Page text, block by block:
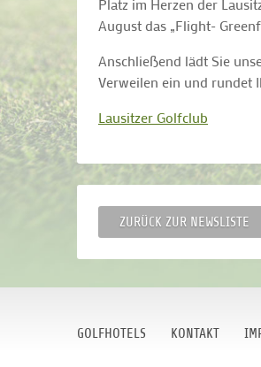
Platz im Herzen der
August das „Flight-
Anschließend lädt Sie
Verweilen ein und rundet
Lausitzer Golfclub
ZURÜCK ZUR NEWSLISTE
GOLFHOTELS KONTAKT